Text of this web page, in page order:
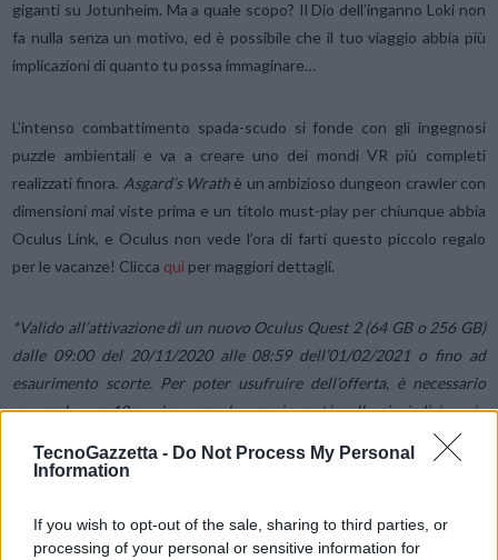
TecnoGazzetta - Do Not Process My Personal
Information
If you wish to opt-out of the sale, sharing to third parties, or
processing of your personal or sensitive information for
giganti su Jotunheim. Ma a quale scopo? Il Dio dell’inganno Loki non
fa nulla senza un motivo, ed è possibile che il tuo viaggio abbia più
implicazioni di quanto tu possa immaginare…
L’intenso combattimento spada-scudo si fonde con gli ingegnosi
puzzle ambientali e va a creare uno dei mondi VR più completi
realizzati finora. Asgard’s Wrath è un ambizioso dungeon crawler con
dimensioni mai viste prima e un titolo must-play per chiunque abbia
Oculus Link, e Oculus non vede l’ora di farti questo piccolo regalo
per le vacanze! Clicca qui per maggiori dettagli.
*Valido all’attivazione di un nuovo Oculus Quest 2 (64 GB o 256 GB)
dalle 09:00 del 20/11/2020 alle 08:59 dell’01/02/2021 o fino ad
esaurimento scorte. Per poter usufruire dell’offerta, è necessario
avere almeno 18 anni o avere la maggiore età nella giurisdizione in
cui si risiede al momento dell’acquisto. Sono inoltre richiesti il cavo
Oculus Link (o un equivalente compatibile) e un PC che soddisfi i
nei casi in cui è proibito dalla legge. Articolo dell’offerta (solo
contenuti digitali): Asgard’s Wrath (valore al dettaglio: 39,99€).